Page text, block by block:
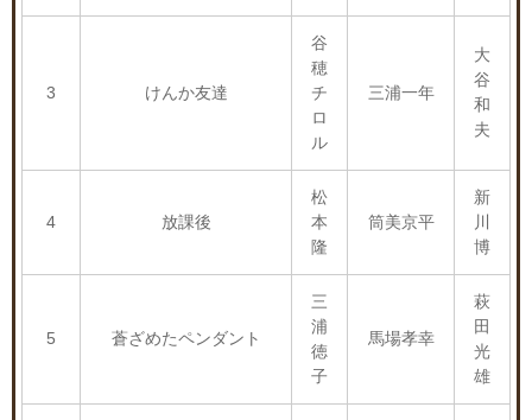
3 けんか友達
谷
穂
チ
ロ
ル
三浦一年
大
谷
和
夫
4 放課後
松
本
隆
筒美京平
新
川
博
5 蒼ざめたペンダント
三
浦
徳
子
馬場孝幸
萩
田
光
雄